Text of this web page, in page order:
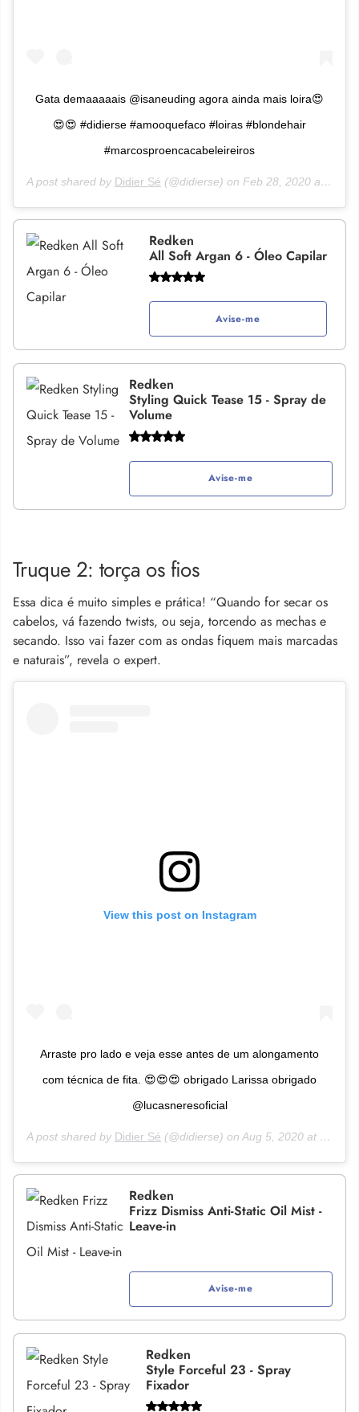
Gata demaaaaais @isaneuding agora ainda mais loira😍
😍😍 #didierse #amooquefaco #loiras #blondehair
#marcosproencacabeleireiros
A post shared by Didier Sé (@didierse) on Feb 28, 2020 at 3:05pm PST
Redken
All Soft Argan 6 - Óleo Capilar
Avise-me
Redken
Styling Quick Tease 15 - Spray de
Volume
Avise-me
Truque 2: torça os fios
Essa dica é muito simples e prática! “Quando for secar os
cabelos, vá fazendo twists, ou seja, torcendo as mechas e
secando. Isso vai fazer com as ondas fiquem mais marcadas
e naturais”, revela o expert.
View this post on Instagram
Arraste pro lado e veja esse antes de um alongamento
com técnica de fita. 😍😍😍 obrigado Larissa obrigado
@lucasneresoficial
A post shared by Didier Sé (@didierse) on Aug 5, 2020 at 2:05pm PDT
Redken
Frizz Dismiss Anti-Static Oil Mist -
Leave-in
Avise-me
Redken
Style Forceful 23 - Spray
Fixador